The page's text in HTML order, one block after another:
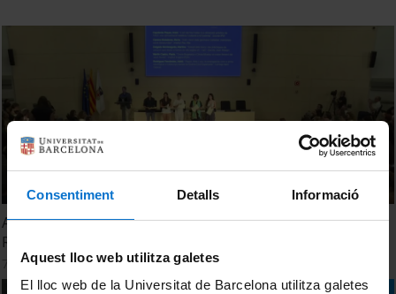
Consentiment Detalls Informació
Aquest lloc web utilitza galetes
El lloc web de la Universitat de Barcelona utilitza galetes
Acte de lliurament dels Premis UB-TDR (Treballs de
Recerca de Batxillerat). Edició 2026
7 July, 2026